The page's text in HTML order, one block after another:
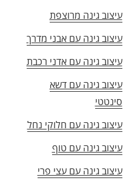
עיצוב גינה מרוצפת
עיצוב גינה עם אבני מדרך
עיצוב גינה עם אדני רכבת
עיצוב גינה עם דשא
סינטטי
עיצוב גינה עם חלוקי נחל
עיצוב גינה עם טוף
עיצוב גינה עם עצי פרי